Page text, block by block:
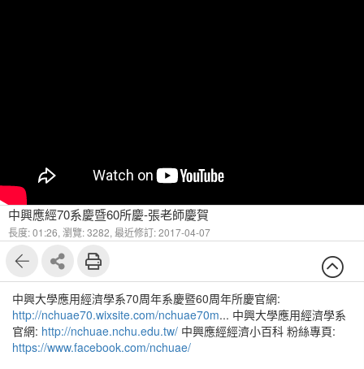
中興應經70系慶暨60所慶-張老師慶賀
長度: 01:26, 瀏覽: 3282, 最近修訂: 2017-04-07
中興大學應用經濟學系70周年系慶暨60周年所慶官網:
http://nchuae70.wixsite.com/nchuae70m... 中興大學應用經濟學系
官網: http://nchuae.nchu.edu.tw/ 中興應經經濟小百科 粉絲專頁:
https://www.facebook.com/nchuae/